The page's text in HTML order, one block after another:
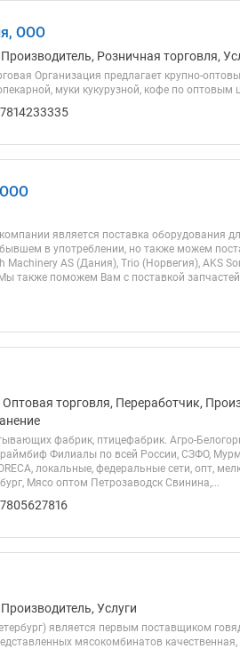
ООО
Розничная торговля,
Организация предлагает крупно-
муки кукурузной, кофе по оптовым
ООО
является поставка оборудования
в употреблении, но также можем
Machinery AS (Дания), Trio (Норвегия), AKS
также поможем Вам с поставкой
торговля, Переработчик,
фабрик, птицефабрик. Агро-
Филиалы по всей России, СЗФО,
локальные, федеральные сети, опт,
Мясо оптом Петрозаводск Свинина,...
Услуги
является первым поставщиком
мясокомбинатов